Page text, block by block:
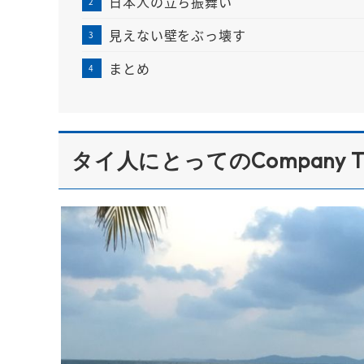
見えない壁をぶっ壊す
まとめ
タイ人にとってのCompany